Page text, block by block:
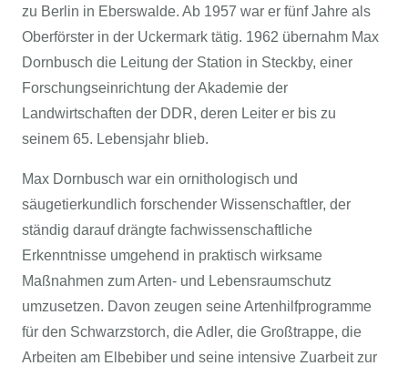
zu Berlin in Eberswalde. Ab 1957 war er fünf Jahre als
Oberförster in der Uckermark tätig. 1962 übernahm Max
Dornbusch die Leitung der Station in Steckby, einer
Forschungseinrichtung der Akademie der
Landwirtschaften der DDR, deren Leiter er bis zu
seinem 65. Lebensjahr blieb.
Max Dornbusch war ein ornithologisch und
säugetierkundlich forschender Wissenschaftler, der
ständig darauf drängte fachwissenschaftliche
Erkenntnisse umgehend in praktisch wirksame
Maßnahmen zum Arten- und Lebensraumschutz
umzusetzen. Davon zeugen seine Artenhilfprogramme
für den Schwarzstorch, die Adler, die Großtrappe, die
Arbeiten am Elbebiber und seine intensive Zuarbeit zur